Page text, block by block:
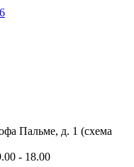
Пальме, д. 1 (схема
- 18.00